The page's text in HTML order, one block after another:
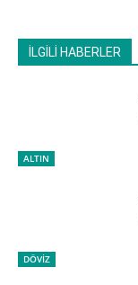
İLGİLİ HABERLER
ALTIN
DÖVİZ